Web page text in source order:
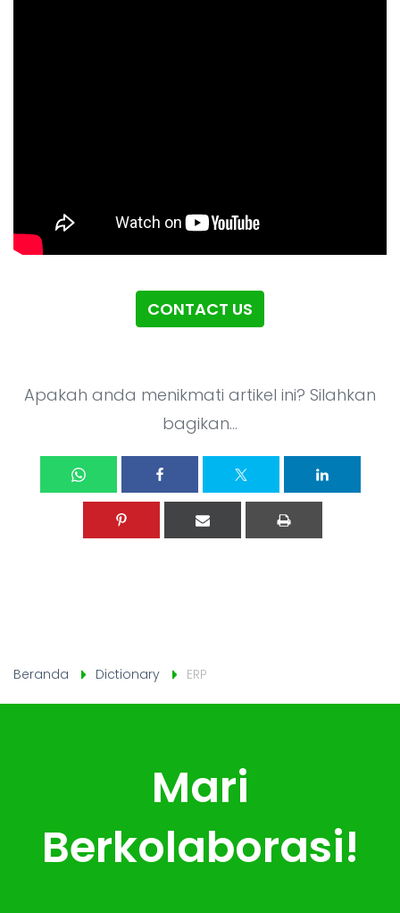
CONTACT US
Apakah anda menikmati artikel ini? Silahkan
bagikan...
Beranda Dictionary ERP
Mari
Berkolaborasi!